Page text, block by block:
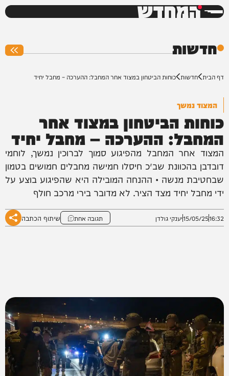
המחדש
חדשות
דף הבית חדשות כוחות הביטחון במצוד אחר המחבל: ההערכה – מחבל יחיד
המצוד נמשך
כוחות הביטחון במצוד אחר
המחבל: ההערכה – מחבל יחיד
המצוד אחר המחבל מהפיגוע סמוך לברוכין נמשך, לוחמי
דובדבן בהכוונת שב״כ חיסלו חמישה מחבלים חמושים בטמון
שבחטיבת מנשה • ההנחה המובילה היא שהפיגוע בוצע על
ידי מחבל יחיד מצד הציר. לא מדובר בירי מרכב חולף
16:32
15/05/25יענקי גולדן תגובה אחת שיתוף הכתבה